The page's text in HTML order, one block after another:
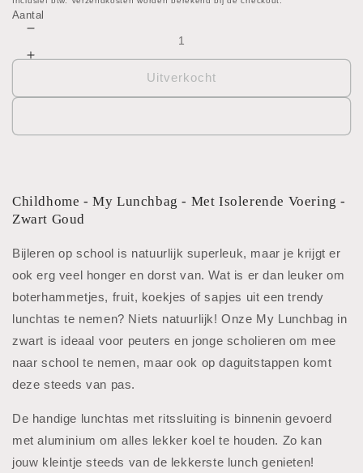
Aantal
verlagen
lunchbag
Aantal
voor
Uitverkocht
Childhome - My Lunchbag - Met Isolerende Voering -
Zwart Goud
Bijleren op school is natuurlijk superleuk, maar je krijgt er
ook erg veel honger en dorst van. Wat is er dan leuker om
boterhammetjes, fruit, koekjes of sapjes uit een trendy
lunchtas te nemen? Niets natuurlijk! Onze My Lunchbag in
zwart is ideaal voor peuters en jonge scholieren om mee
naar school te nemen, maar ook op daguitstappen komt
deze steeds van pas.
De handige lunchtas met ritssluiting is binnenin gevoerd
met aluminium om alles lekker koel te houden. Zo kan
jouw kleintje steeds van de lekkerste lunch genieten!